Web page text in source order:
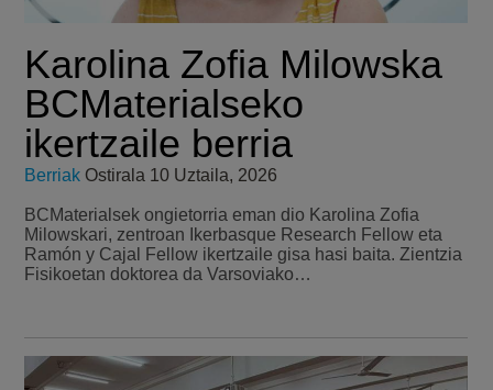
Karolina Zofia Milowska
BCMaterialseko
ikertzaile berria
Berriak Ostirala 10 Uztaila, 2026
BCMaterialsek ongietorria eman dio Karolina Zofia
Milowskari, zentroan Ikerbasque Research Fellow eta
Ramón y Cajal Fellow ikertzaile gisa hasi baita. Zientzia
Fisikoetan doktorea da Varsoviako…